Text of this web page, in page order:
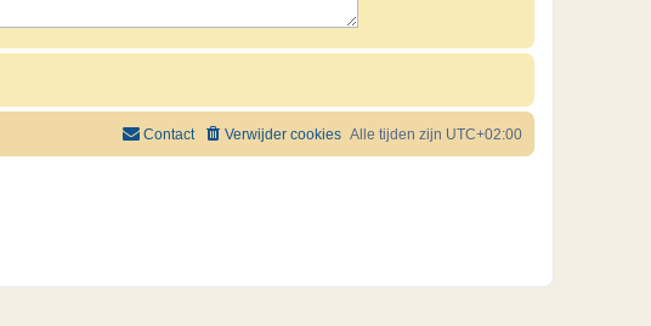
Alle tijden zijn UTC+02:00
Verwijder cookies
Contact